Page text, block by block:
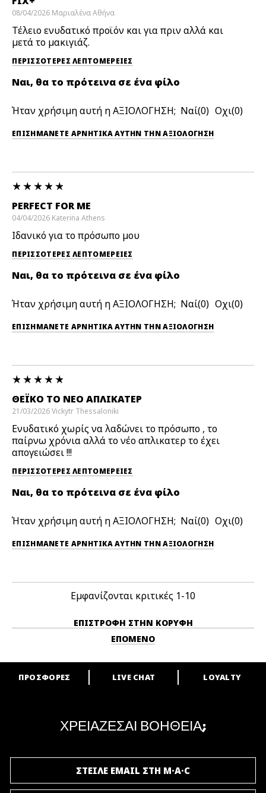
08/04/2026 ΜαριαλέναΑθήνα
Τέλειο ενυδατικό προϊόν και για πριν αλλά και
μετά το μακιγιάζ.
ΠΕΡΙΣΣΌΤΕΡΕΣ ΛΕΠΤΟΜΈΡΕΙΕΣ
Ναι, θα το πρότεινα σε ένα φίλο
Ήταν χρήσιμη αυτή η ΑΞΙΟΛΟΓΗΣΗ; 0 0
ΕΠΙΣΗΜΆΝΕΤΕ ΑΡΝΗΤΙΚΆ ΑΥΤΉΝ ΤΗΝ ΑΞΙΟΛΟΓΗΣΗ
PERFECT FOR ME
04/04/2026 Katerina Athens
Ιδανικό για το πρόσωπο μου
ΠΕΡΙΣΣΌΤΕΡΕΣ ΛΕΠΤΟΜΈΡΕΙΕΣ
Ναι, θα το πρότεινα σε ένα φίλο
Ήταν χρήσιμη αυτή η ΑΞΙΟΛΟΓΗΣΗ; 0 0
ΕΠΙΣΗΜΆΝΕΤΕ ΑΡΝΗΤΙΚΆ ΑΥΤΉΝ ΤΗΝ ΑΞΙΟΛΟΓΗΣΗ
ΘΕΪΚΌ ΤΟ ΝΈΟ ΑΠΛΙΚΑΤΕΡ
21/03/2026Vickytr Thessaloniki
Ενυδατικό χωρίς να λαδώνει το πρόσωπο , το
παίρνω χρόνια αλλά το νέο απλικατερ το έχει
απογειώσει !!!
ΠΕΡΙΣΣΌΤΕΡΕΣ ΛΕΠΤΟΜΈΡΕΙΕΣ
Ναι, θα το πρότεινα σε ένα φίλο
Ήταν χρήσιμη αυτή η ΑΞΙΟΛΟΓΗΣΗ; 0 0
ΕΠΙΣΗΜΆΝΕΤΕ ΑΡΝΗΤΙΚΆ ΑΥΤΉΝ ΤΗΝ ΑΞΙΟΛΟΓΗΣΗ
Εμφανίζονται κριτικές 1-10
ΕΠΙΣΤΡΟΦΉ ΣΤΗΝ ΚΟΡΥΦΉ
ΕΠΌΜΕΝΟ
ARE YOU A M·A·C LOVER?
ΠΡΟΣΦΟΡΕΣ LIVE CHAT LOYALTY
ΧΡΕΙΑΖΕΣΑΙ ΒΟΗΘΕΙΑ;
ΣΤΕΙΛΕ EMAIL ΣΤΗ M·A·C